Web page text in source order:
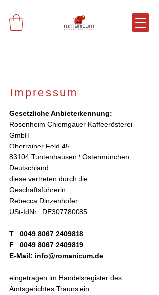
Impressum
Gesetzliche Anbieterkennung:
Rosenheim Chiemgauer Kaffeerösterei
GmbH
Oberrainer Feld 45
83104 Tuntenhausen / Ostermünchen
Deutschland
diese vertreten durch die
Geschäftsführerin:
Rebecca Dinzenhofer
USt-IdNr.: DE307780085
T 0049 8067 2409818
F 0049 8067 2409819
E-Mail: info@romanicum.de
eingetragen im Handelsregister des
Amtsgerichtes Traunstein